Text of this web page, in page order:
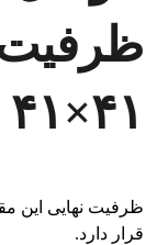
ظرفیت
۴۱×۴۱
ظرفیت نهایی این
قرار دارد.